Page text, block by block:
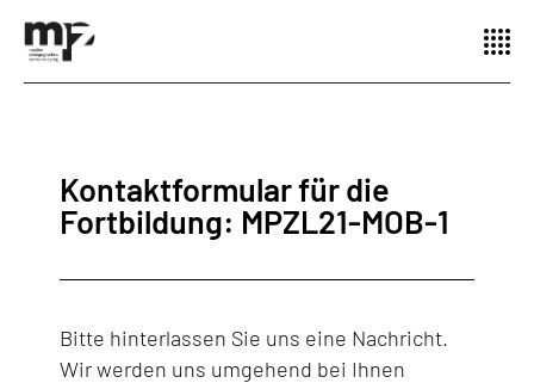
Kontaktformular für die
Fortbildung: MPZL21-MOB-1
Bitte hinterlassen Sie uns eine Nachricht.
Wir werden uns umgehend bei Ihnen